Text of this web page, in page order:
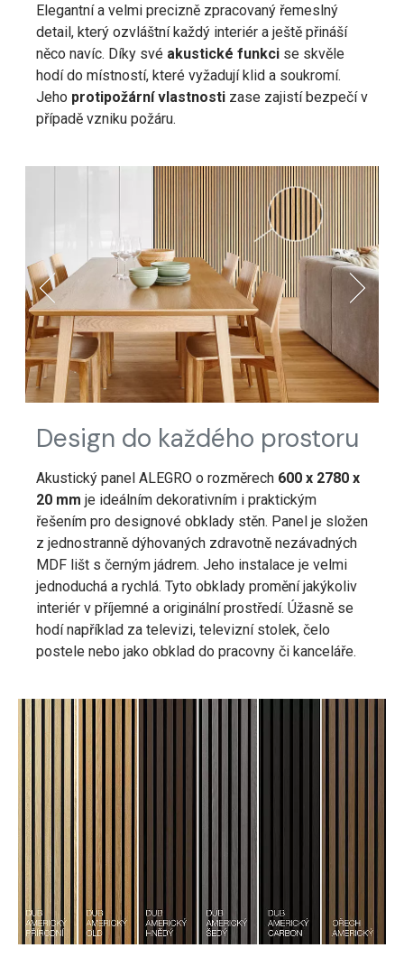
Elegantní a velmi precizně zpracovaný řemeslný
detail, který ozvláštní každý interiér a ještě přináší
něco navíc. Díky své akustické funkci se skvěle
hodí do míst­ností, které vyžadují klid a soukromí.
Jeho protipožární vlastnosti zase zajistí bezpečí v
případě vzniku požáru.
Design do každého prostoru
Akustický panel ALEGRO o rozměrech 600 x 2780 x
20 mm je ideálním dekorativním i praktickým
řešením pro designové obklady stěn. Panel je složen
z jednostranně dýhovaných zdravotně nezávadných
MDF lišt s černým jádrem. Jeho instalace je velmi
jednoduchá a rychlá. Tyto obklady promění jakýkoliv
interiér v příjemné a originální prostředí. Úžasně se
hodí například za televizi, televizní stolek, čelo
postele nebo jako obklad do pracovny či kanceláře.